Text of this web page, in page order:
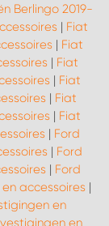
Berlingo 2019-
| Fiat
| Fiat
| Fiat
| Fiat
| Fiat
| Fiat
| Ford
| Ford
| Ford
accessoires |
en
en